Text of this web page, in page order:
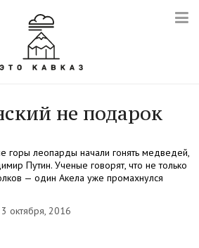
не подарок
горы леопарды начали гонять медведей,
Путин. Ученые говорят, что не только
— один Акела уже промахнулся
3 октября, 2016